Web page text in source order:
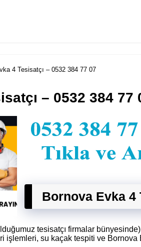
4 Tesisatçı – 0532 384 77 07
– 0532 384 77
Bornova Evka 4
tesisatçı firmalar
işlemleri, su kaçak tespiti ve Bornova